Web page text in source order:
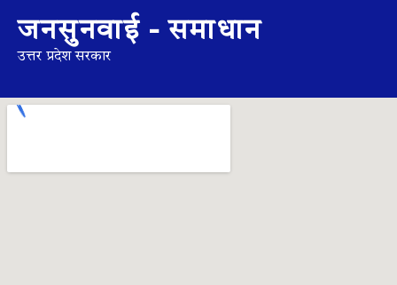
जनसुनवाई - समाधान
उत्तर प्रदेश सरकार